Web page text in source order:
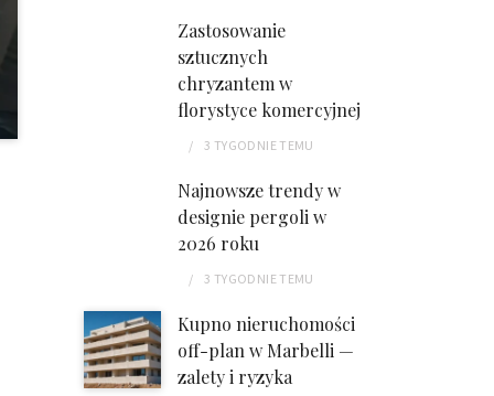
Zastosowanie
sztucznych
chryzantem w
florystyce komercyjnej
3 TYGODNIETEMU
Najnowsze trendy w
designie pergoli w
2026 roku
3 TYGODNIETEMU
Kupno nieruchomości
off-plan w Marbelli —
zalety i ryzyka